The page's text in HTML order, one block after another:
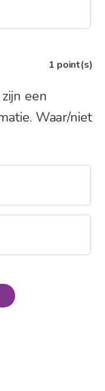
1 point(s)
een
Waar/niet